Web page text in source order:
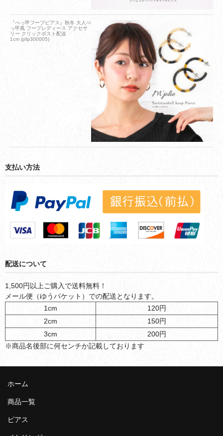
『べっ甲フープピアス』秋冬 大人べ
っ甲風 フープレディース アクセサ
リー クリックポスト配送
1cm (pfp300005)
支払い方法
配送について
1,500円以上ご購入で送料無料！
メール便（ゆうパケット）での配送となります。
1cm
120円
2cm
150円
3cm
200円
※商品名後部に何センチか記載しております
ホーム
商品一覧
ピアス